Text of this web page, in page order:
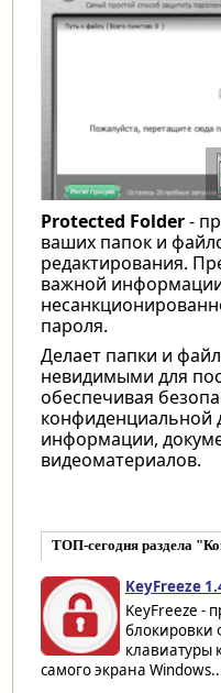
Protected Folder-
ваших папок и
редактирования.
важной
пароля.
Делает папки и
невидимыми для
обеспечивая
конфиденциальной
информации,
видеоматериалов.
ТОП-сегодня раздела
KeyFreeze
KeyFreeze -
клавиатуры
самого экрана